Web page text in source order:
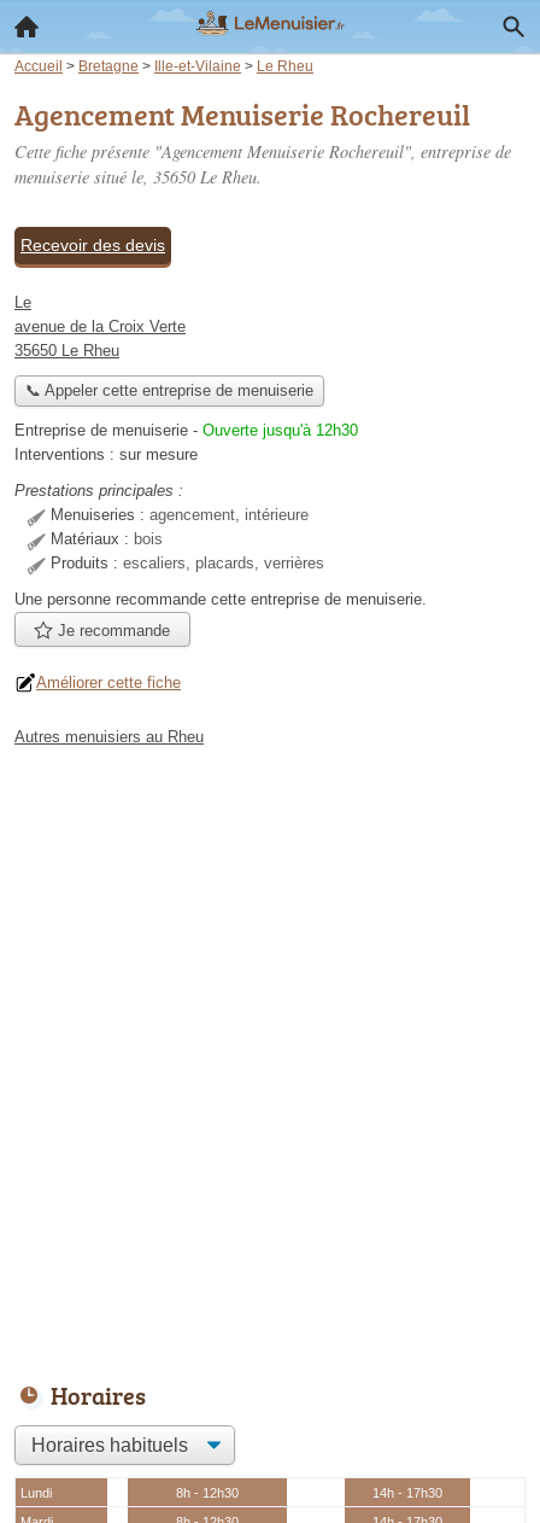
Accueil > Bretagne > Ille-et-Vilaine > Le Rheu
Agencement Menuiserie Rochereuil
Cette fiche présente "Agencement Menuiserie Rochereuil", entreprise de
menuiserie situé le, 35650 Le Rheu.
Recevoir des devis
Le
avenue de la Croix Verte
35650 Le Rheu
📞 Appeler cette entreprise de menuiserie
Entreprise de menuiserie - Ouverte jusqu'à 12h30
Interventions : sur mesure
Prestations principales :
Menuiseries : agencement, intérieure
Matériaux : bois
Produits : escaliers, placards, verrières
Une personne recommande cette entreprise de menuiserie.
Je recommande
Améliorer cette fiche
Autres menuisiers au Rheu
Horaires
Lundi 8h - 12h30
14h - 17h30